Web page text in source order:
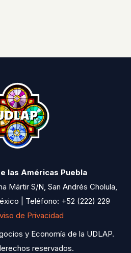
las Américas Puebla
Mártir S/N, San Andrés Cholula,
| Teléfono: +52 (222) 229
de Privacidad
y Economía de la UDLAP.
reservados.